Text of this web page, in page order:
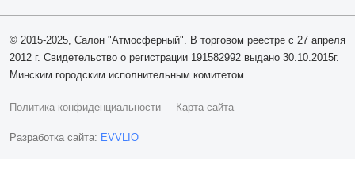
© 2015-2025, Салон "Атмосферный". В торговом реестре с 27 апреля
2012 г. Свидетельство о регистрации 191582992 выдано 30.10.2015г.
Минским городским исполнительным комитетом.
Политика конфиденциальности Карта сайта
Разработка сайта: EVVLIO